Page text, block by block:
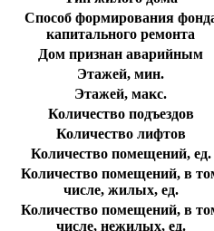
Способ формирования
капитального ремонта
Дом признан аварийным
Этажей, мин.
Этажей, макс.
Количество подъездов
Количество лифтов
Количество помещений, ед.
Количество помещений, в
числе, жилых, ед.
Количество помещений, в
числе, нежилых, ед.